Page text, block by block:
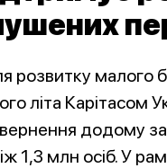
розвитку малого
літа Карітасом
додому
млн осіб. У